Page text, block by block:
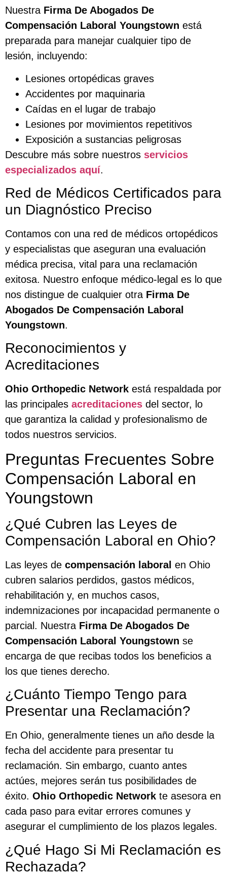
Nuestra Firma De Abogados De
Compensación Laboral Youngstown está
preparada para manejar cualquier tipo de
lesión, incluyendo:
Lesiones ortopédicas graves
Accidentes por maquinaria
Caídas en el lugar de trabajo
Lesiones por movimientos repetitivos
Exposición a sustancias peligrosas
Descubre más sobre nuestros servicios
especializados aquí.
Red de Médicos Certificados para
un Diagnóstico Preciso
Contamos con una red de médicos ortopédicos
y especialistas que aseguran una evaluación
médica precisa, vital para una reclamación
exitosa. Nuestro enfoque médico-legal es lo que
nos distingue de cualquier otra Firma De
Abogados De Compensación Laboral
Youngstown.
Reconocimientos y
Acreditaciones
Ohio Orthopedic Network está respaldada por
las principales acreditaciones del sector, lo
que garantiza la calidad y profesionalismo de
todos nuestros servicios.
Preguntas Frecuentes Sobre
Compensación Laboral en
Youngstown
¿Qué Cubren las Leyes de
Compensación Laboral en Ohio?
Las leyes de compensación laboral en Ohio
cubren salarios perdidos, gastos médicos,
rehabilitación y, en muchos casos,
indemnizaciones por incapacidad permanente o
parcial. Nuestra Firma De Abogados De
Compensación Laboral Youngstown se
encarga de que recibas todos los beneficios a
los que tienes derecho.
¿Cuánto Tiempo Tengo para
Presentar una Reclamación?
En Ohio, generalmente tienes un año desde la
fecha del accidente para presentar tu
reclamación. Sin embargo, cuanto antes
actúes, mejores serán tus posibilidades de
éxito. Ohio Orthopedic Network te asesora en
cada paso para evitar errores comunes y
asegurar el cumplimiento de los plazos legales.
¿Qué Hago Si Mi Reclamación es
Rechazada?